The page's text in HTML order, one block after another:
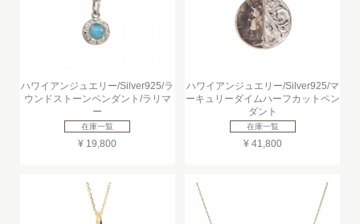
ハワイアンジュエリー/Silver925/ラ
ウンドストーンペンダント/ラリマ
ー
在庫一覧
¥ 19,800
ハワイアンジュエリー/Silver925/マ
ーキュリーダイムハーフカットペン
ダント
在庫一覧
¥ 41,800